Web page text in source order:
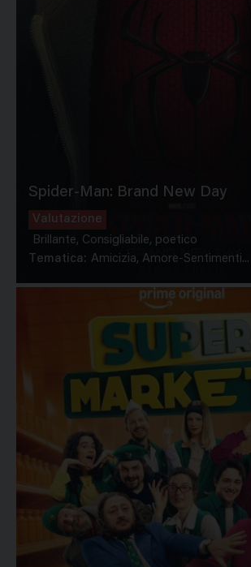
Spider-Man: Brand New Day
Valutazione
Brillante, Consigliabile, poetico
Tematica: Amicizia, Amore-Sentimenti...